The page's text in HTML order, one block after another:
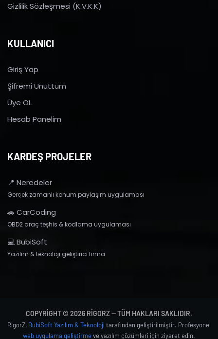
Gizlilik Sözleşmesi (K.V.K.K)
KULLANICI
Giriş Yap
Şifremi Unuttum
Üye OL
Hesab Panelim
KARDEŞ PROJELER
📍 Neredeler
Gerçek zamanlı konum paylaşım uygulaması
🚗 CarCoding
OBD2 araç teşhis & kodlama uygulaması
💻 BubiSoft
Yazılım & teknoloji geliştirici firma
COPYRIGHT © 2026 RIGORZ — TÜM HAKLARI SAKLIDIR.
RigorZ, BubiSoft Yazılım & Teknoloji tarafından geliştirilmiştir. Profesyonel
web uygulama geliştirmeve yazılım çözümleri için ziyaret edin.